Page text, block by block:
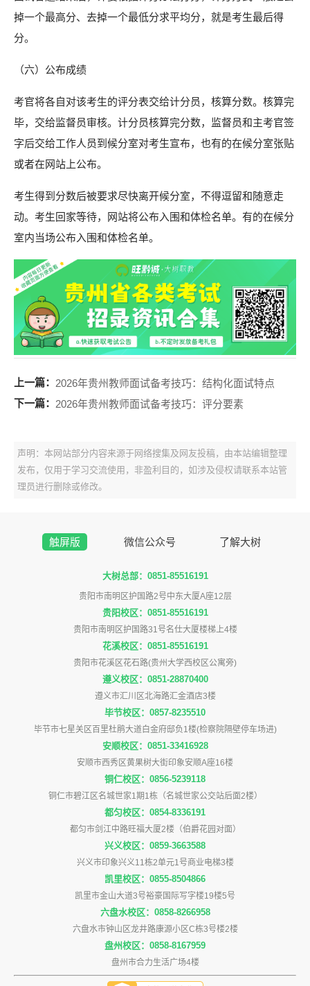
掉一个最高分、去掉一个最低分求平均分， 就是考生最后得
分。
（六） 公布成绩
考官将各自对该考生的评分表交给计分员， 核算分数。 核算完
毕， 交给监督员审核。计分员核算完分数， 监督员和主考官签
字后交给工作人员到候分室对考生宣布， 也有的在候分室张贴
或者在网站上公布。
考生得到分数后被要求尽快离开候分室， 不得逗留和随意走
动。考生回家等待，
网站将公布入围和体检名单。 有的在候分
室内当场公布入围和体检名单。
上一篇： 2026年贵州教师面试备考技巧：结构化面试特点
下一篇： 2026年贵州教师面试备考技巧：评分要素
声明：本网站部分内容来源于网络搜集及网友投稿，由本站编辑整理
发布，仅用于学习交流使用，非盈利目的，如涉及侵权请联系本站管
理员进行删除或修改。
触屏版 微信公众号 了解大树
大树总部：0851-85516191
贵阳市南明区护国路2号中东大厦A座12层
贵阳校区：0851-85516191
贵阳市南明区护国路31号名仕大厦楼梯上4楼
花溪校区：0851-85516191
贵阳市花溪区花石路(贵州大学西校区公寓旁)
遵义校区：0851-28870400
遵义市汇川区北海路汇金酒店3楼
毕节校区：0857-8235510
毕节市七星关区百里杜鹃大道白金府邸负1楼(检察院隔壁停车场进)
安顺校区：0851-33416928
安顺市西秀区黄果树大街印象安顺A座16楼
铜仁校区：0856-5239118
铜仁市碧江区名城世家1期1栋（名城世家公交站后面2楼）
都匀校区：0854-8336191
都匀市剑江中路旺福大厦2楼（伯爵花园对面）
兴义校区：0859-3663588
兴义市印象兴义11栋2单元1号商业电梯3楼
凯里校区：0855-8504866
凯里市金山大道3号裕豪国际写字楼19楼5号
六盘水校区：0858-8266958
六盘水市钟山区龙井路康源小区C栋3号楼2楼
盘州校区：0858-8167959
盘州市合力生活广场4楼